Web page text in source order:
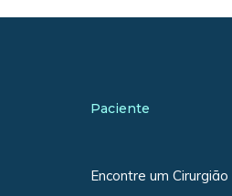
Paciente
Encontre um Cirurgião